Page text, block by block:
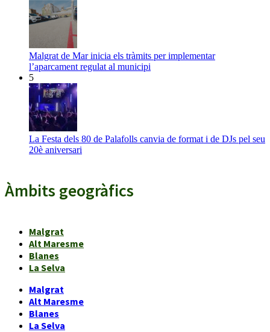
Malgrat de Mar inicia els tràmits per implementar
l’aparcament regulat al municipi
5
La Festa dels 80 de Palafolls canvia de format i de DJs pel seu
20è aniversari
Àmbits geogràfics
Malgrat
Alt Maresme
Blanes
La Selva
Malgrat
Alt Maresme
Blanes
La Selva